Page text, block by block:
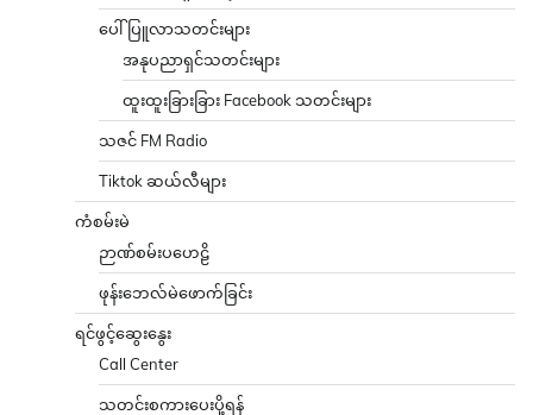
ပေါ်ပြူလာသတင်းများ
အနုပညာရှင်သတင်းများ
ထူးထူးခြားခြား Facebook သတင်းများ
သဇင် FM Radio
Tiktok ဆယ်လီများ
ကံစမ်းမဲ
ဉာဏ်စမ်းပဟေဠိ
ဖုန်းဘေလ်မဲဖောက်ခြင်း
ရင်ဖွင့်ဆွေးနွေး
Call Center
သတင်းစကားပေးပို့ရန်